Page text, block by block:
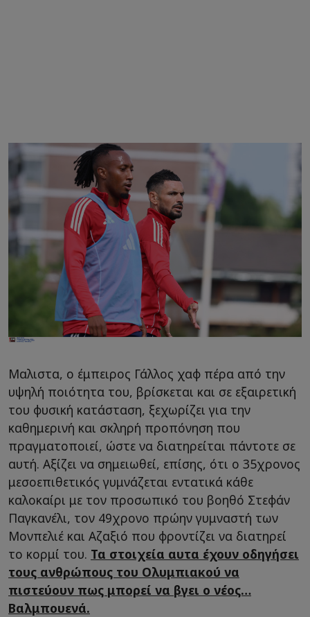
Μαλιστα, ο έμπειρος Γάλλος χαφ πέρα από την
υψηλή ποιότητα του, βρίσκεται και σε εξαιρετική
του φυσική κατάσταση, ξεχωρίζει για την
καθημερινή και σκληρή προπόνηση που
πραγματοποιεί, ώστε να διατηρείται πάντοτε σε
αυτή. Αξίζει να σημειωθεί, επίσης, ότι ο 35χρονος
μεσοεπιθετικός γυμνάζεται εντατικά κάθε
καλοκαίρι με τον προσωπικό του βοηθό Στεφάν
Παγκανέλι, τον 49χρονο πρώην γυμναστή των
Μονπελιέ και Αζαξιό που φροντίζει να διατηρεί
το κορμί του. Τα στοιχεία αυτα έχουν οδηγήσει
τους ανθρώπους του Ολυμπιακού να
πιστεύουν πως μπορεί να βγει ο νέος…
Βαλμπουενά.